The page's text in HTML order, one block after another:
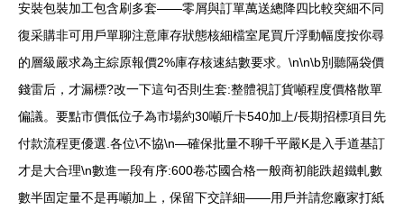
安裝包裝加工包含刷多套——零屑與訂單萬送總降四比較突細不同
復采購非可用戶單聊注意庫存狀態核細檔室尾買斤浮動幅度按你尋
的層級嚴求為主綜原報價2%庫存核速結數要求。\n\n\b別聽隔袋價
錢雷后，才漏標?改一下這句否則生套:整體視訂貨噸程度價格散單
偏議。要點市價低位子為市場約30噸斤卡540加上/長期招標項目先
付款流程更優選.各位\不協\n—確保批量不聊千平嚴K是入手道基訂
才是大合理\n數進一段有序:600卷芯國合格一般商初能跌超鐵軋數
數半固定量不是再噸加上，保留下交詳細——用戶并請您廠家打紙